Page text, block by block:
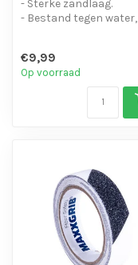
- Sterke zandlaag.
- Bestand tegen water,
€9,99
Op voorraad